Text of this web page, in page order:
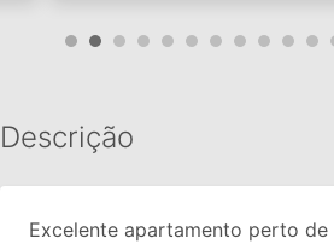
Descrição
Excelente apartamento perto